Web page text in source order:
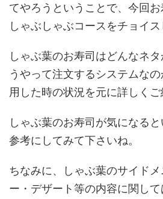
てやろうということで、今回
しゃぶしゃぶコースをチョイス
しゃぶ葉のお寿司はどんなネ
うやって注文するシステムな
用した時の状況を元に詳しくご
しゃぶ葉のお寿司が気になる
参考にしてみて下さいね。
ちなみに、しゃぶ葉のサイド
ー・デザート等の内容に関し